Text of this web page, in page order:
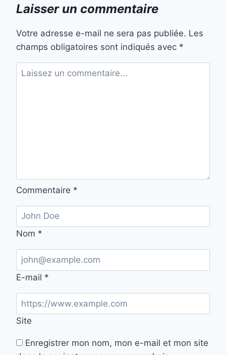
Laisser un commentaire
Votre adresse e-mail ne sera pas publiée. Les
champs obligatoires sont indiqués avec *
Commentaire *
Nom *
E-mail *
Site
Enregistrer mon nom, mon e-mail et mon site